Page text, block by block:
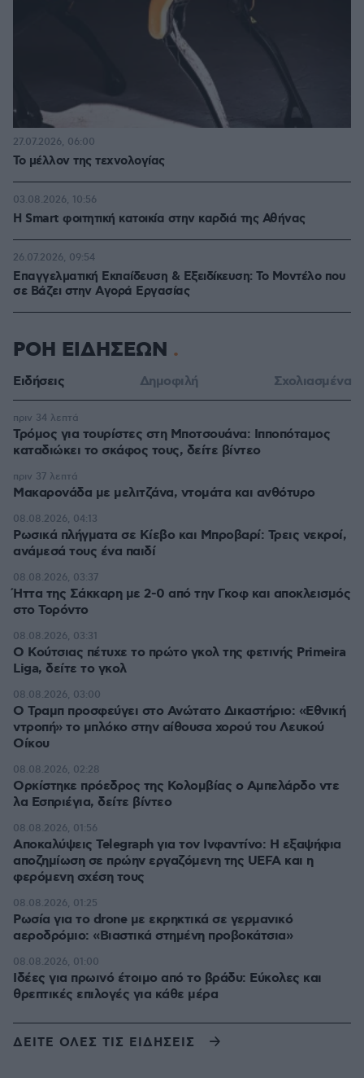
Το μέλλον της τεχνολογίας
27.07.2026, 06:00
Η Smart φοιτητική κατοικία στην καρδιά της Αθήνας
03.08.2026, 10:56
Επαγγελματική Εκπαίδευση & Εξειδίκευση: Το Mοντέλο που
σε Bάζει στην Aγορά Eργασίας
26.07.2026, 09:54
ΡΟΗ ΕΙΔΗΣΕΩΝ
Ειδήσεις Δημοφιλή Σχολιασμένα
Τρόμος για τουρίστες στη Μποτσουάνα: Ιπποπόταμος
καταδιώκει το σκάφος τους, δείτε βίντεο
πριν 34 λεπτά
Μακαρονάδα με μελιτζάνα, ντομάτα και ανθότυρο
πριν 37 λεπτά
Ρωσικά πλήγματα σε Κίεβο και Μπροβαρί: Τρεις νεκροί,
ανάμεσά τους ένα παιδί
08.08.2026, 04:13
Ήττα της Σάκκαρη με 2-0 από την Γκοφ και αποκλεισμός
στο Τορόντο
08.08.2026, 03:37
Ο Κούτσιας πέτυχε το πρώτο γκολ της φετινής Primeira
Liga, δείτε το γκολ
08.08.2026, 03:31
Ο Τραμπ προσφεύγει στο Ανώτατο Δικαστήριο: «Εθνική
ντροπή» το μπλόκο στην αίθουσα χορού του Λευκού
Οίκου
08.08.2026, 03:00
Ορκίστηκε πρόεδρος της Κολομβίας ο Αμπελάρδο ντε
λα Εσπριέγια, δείτε βίντεο
08.08.2026, 02:28
Αποκαλύψεις Telegraph για τον Ινφαντίνο: Η εξαψήφια
αποζημίωση σε πρώην εργαζόμενη της UEFA και η
φερόμενη σχέση τους
08.08.2026, 01:56
Ρωσία για το drone με εκρηκτικά σε γερμανικό
αεροδρόμιο: «Βιαστικά στημένη προβοκάτσια»
08.08.2026, 01:25
Ιδέες για πρωινό έτοιμο από το βράδυ: Εύκολες και
θρεπτικές επιλογές για κάθε μέρα
08.08.2026, 01:00
ΔΕΙΤΕ ΟΛΕΣ ΤΙΣ ΕΙΔΗΣΕΙΣ